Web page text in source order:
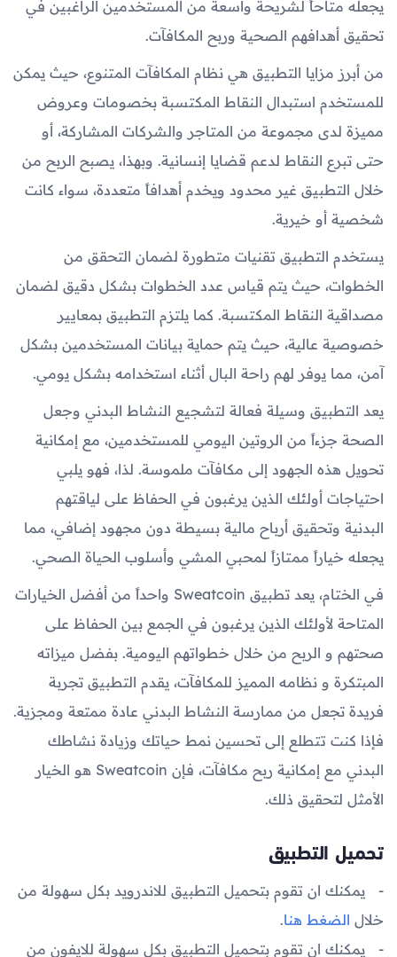
يجعله متاحاً لشريحة واسعة من المستخدمين الراغبين في
تحقيق أهدافهم الصحية وربح المكافآت.
من أبرز مزايا التطبيق هي نظام المكافآت المتنوع، حيث يمكن
للمستخدم استبدال النقاط المكتسبة بخصومات وعروض
مميزة لدى مجموعة من المتاجر والشركات المشاركة، أو
حتى تبرع النقاط لدعم قضايا إنسانية. وبهذا، يصبح الربح من
خلال التطبيق غير محدود ويخدم أهدافاً متعددة، سواء كانت
شخصية أو خيرية.
يستخدم التطبيق تقنيات متطورة لضمان التحقق من
الخطوات، حيث يتم قياس عدد الخطوات بشكل دقيق لضمان
مصداقية النقاط المكتسبة. كما يلتزم التطبيق بمعايير
خصوصية عالية، حيث يتم حماية بيانات المستخدمين بشكل
آمن، مما يوفر لهم راحة البال أثناء استخدامه بشكل يومي.
يعد التطبيق وسيلة فعالة لتشجيع النشاط البدني وجعل
الصحة جزءاً من الروتين اليومي للمستخدمين، مع إمكانية
تحويل هذه الجهود إلى مكافآت ملموسة. لذا، فهو يلبي
احتياجات أولئك الذين يرغبون في الحفاظ على لياقتهم
البدنية وتحقيق أرباح مالية بسيطة دون مجهود إضافي، مما
يجعله خياراً ممتازاً لمحبي المشي وأسلوب الحياة الصحي.
في الختام، يعد تطبيق Sweatcoin واحداً من أفضل الخيارات
المتاحة لأولئك الذين يرغبون في الجمع بين الحفاظ على
صحتهم و الربح من خلال خطواتهم اليومية. بفضل ميزاته
المبتكرة و نظامه المميز للمكافآت، يقدم التطبيق تجربة
فريدة تجعل من ممارسة النشاط البدني عادة ممتعة ومجزية.
فإذا كنت تتطلع إلى تحسين نمط حياتك وزيادة نشاطك
البدني مع إمكانية ربح مكافآت، فإن Sweatcoin هو الخيار
الأمثل لتحقيق ذلك.
تحميل التطبيق
يمكنك ان تقوم بتحميل التطبيق للاندرويد بكل سهولة من
خلال الضغط هنا.
يمكنك ان تقوم بتحميل التطبيق بكل سهولة للايفون من